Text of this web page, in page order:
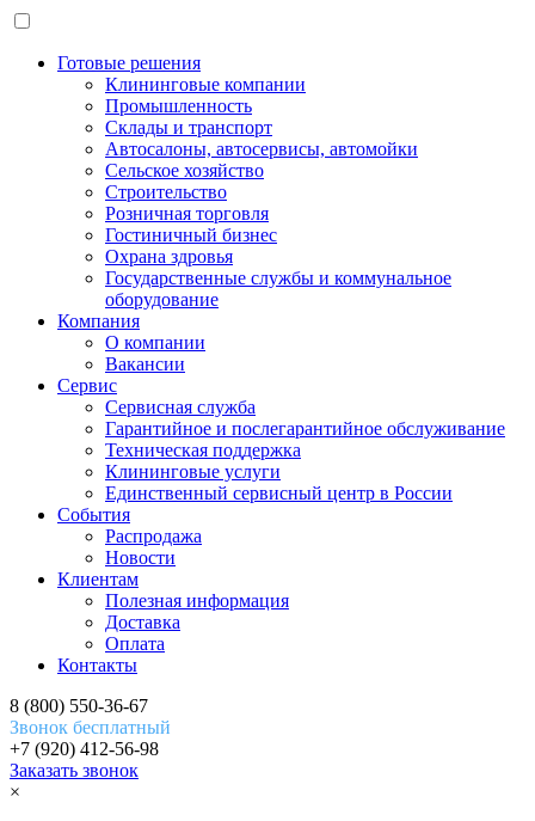
Готовые решения
Клининговые компании
Промышленность
Склады и транспорт
Автосалоны, автосервисы, автомойки
Сельское хозяйство
Строительство
Розничная торговля
Гостиничный бизнес
Охрана здровья
Государственные службы и коммунальное
оборудование
Компания
О компании
Вакансии
Сервис
Сервисная служба
Гарантийное и послегарантийное обслуживание
Техническая поддержка
Клининговые услуги
Единственный сервисный центр в России
События
Распродажа
Новости
Клиентам
Полезная информация
Доставка
Оплата
Контакты
8 (800) 550-36-67
Звонок бесплатный
+7 (920) 412-56-98
Заказать звонок
×